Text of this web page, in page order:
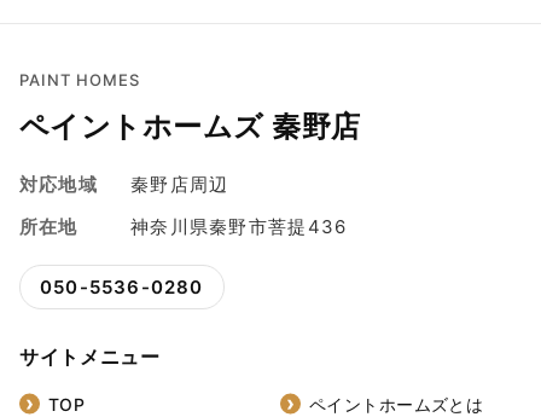
PAINT HOMES
ペイントホームズ 秦野店
対応地域
秦野店周辺
所在地
神奈川県秦野市菩提436
050-5536-0280
サイトメニュー
TOP ペイントホームズとは